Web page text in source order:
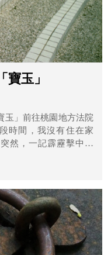
寶玉」
玉」前往桃園地方法院
時間，我沒有住在家
既錯愕、又震驚，且